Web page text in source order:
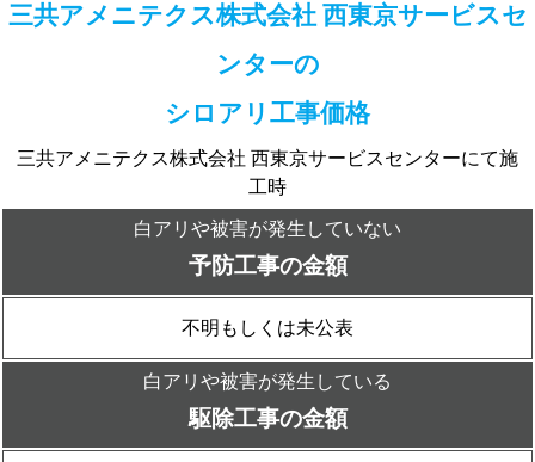
三共アメニテクス株式会社 西東京サービスセ
ンターの
シロアリ工事価格
三共アメニテクス株式会社 西東京サービスセンターにて施
工時
白アリや被害が発生していない
予防工事の金額
不明もしくは未公表
白アリや被害が発生している
駆除工事の金額